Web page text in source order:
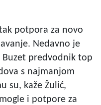
potpora za novo
Nedavno je
predvodnik top
s najmanjom
su, kaže Žulić,
i potpore za